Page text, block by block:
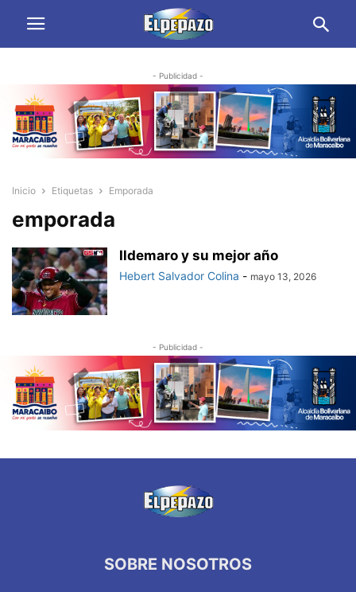
- Publicidad -
Inicio Etiquetas Emporada
emporada
Ildemaro y su mejor año
Hebert Salvador Colina - mayo 13, 2026
- Publicidad -
SOBRE NOSOTROS